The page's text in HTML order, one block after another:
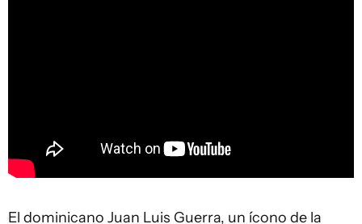
El dominicano Juan Luis Guerra, un ícono de la